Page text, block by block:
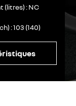
(litres) NC
103 (140)